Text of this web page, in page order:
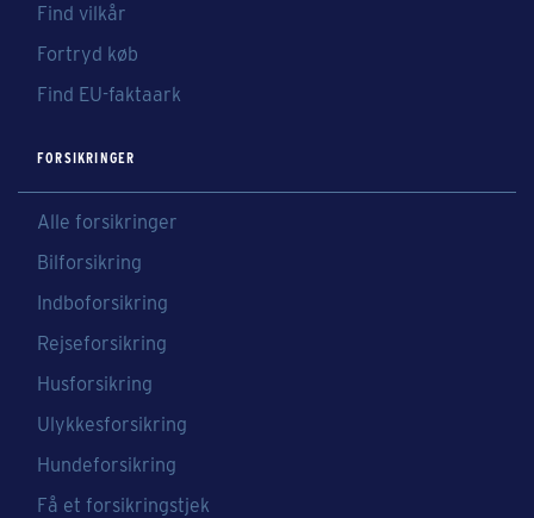
Find vilkår
Fortryd køb
Find EU-faktaark
FORSIKRINGER
Alle forsikringer
Bilforsikring
Indboforsikring
Rejseforsikring
Husforsikring
Ulykkesforsikring
Hundeforsikring
Få et forsikringstjek